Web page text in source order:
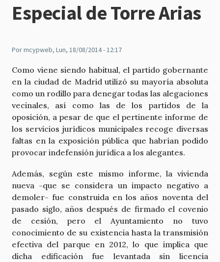
Especial de Torre Arias
Pormcypweb, Lun, 18/08/2014 - 12:17
Como viene siendo habitual, el partido gobernante
en la ciudad de Madrid utilizó su mayoría absoluta
como un rodillo para denegar todas las alegaciones
vecinales, así como las de los partidos de la
oposición, a pesar de que el pertinente informe de
los servicios jurídicos municipales recoge diversas
faltas en la exposición pública que habrían podido
provocar indefensión jurídica a los alegantes.
Además, según este mismo informe, la vivienda
nueva -que se considera un impacto negativo a
demoler- fue construida en los años noventa del
pasado siglo, años después de firmado el covenio
de cesión, pero el Ayuntamiento no tuvo
conocimiento de su existencia hasta la transmisión
efectiva del parque en 2012, lo que implica que
dicha edificación fue levantada sin licencia